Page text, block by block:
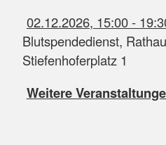
02.12.2026, 15:00 -
Blutspendedienst,
Stiefenhoferplatz 1
Weitere